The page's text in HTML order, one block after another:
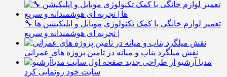
🔧 تعمیر لوازم خانگی با کمک تکنولوژی موبایل و اپلیکیشن ها
| تجربه ای هوشمندانه و سریع
نقش میلگرد بناب و میانه در تامین پروژه های عمرانی
مدیا آرشیو از طراحی جدید
سایت خود رونمایی کرد